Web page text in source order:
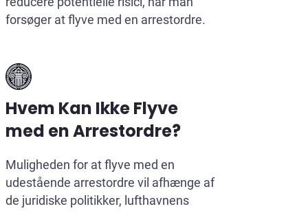
forsøger at flyve med en arrestordre.
Hvem Kan Ikke Flyve
med en Arrestordre?
Muligheden for at flyve med en
udestående arrestordre vil afhænge af
de juridiske politikker, lufthavnens